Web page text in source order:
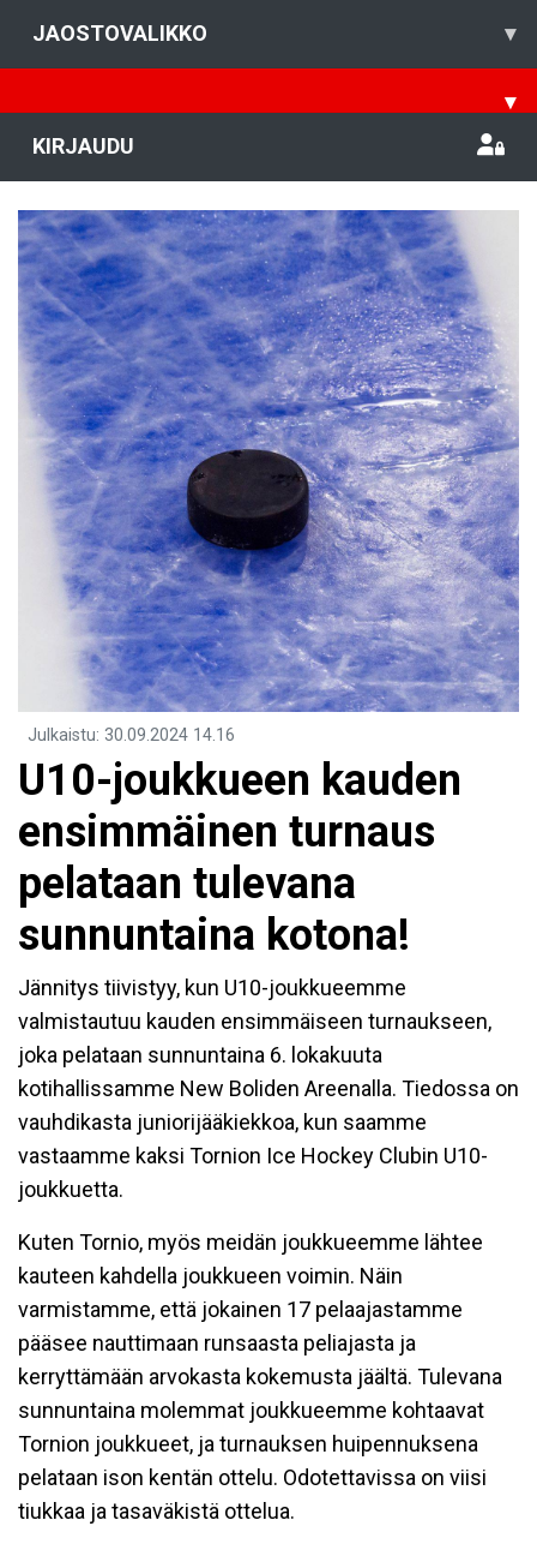
JAOSTOVALIKKO ▾
▾
KIRJAUDU
Julkaistu: 30.09.2024 14.16
U10-joukkueen kauden
ensimmäinen turnaus
pelataan tulevana
sunnuntaina kotona!
Jännitys tiivistyy, kun U10-joukkueemme
valmistautuu kauden ensimmäiseen turnaukseen,
joka pelataan sunnuntaina 6. lokakuuta
kotihallissamme New Boliden Areenalla. Tiedossa on
vauhdikasta juniorijääkiekkoa, kun saamme
vastaamme kaksi Tornion Ice Hockey Clubin U10-
joukkuetta.
Kuten Tornio, myös meidän joukkueemme lähtee
kauteen kahdella joukkueen voimin. Näin
varmistamme, että jokainen 17 pelaajastamme
pääsee nauttimaan runsaasta peliajasta ja
kerryttämään arvokasta kokemusta jäältä. Tulevana
sunnuntaina molemmat joukkueemme kohtaavat
Tornion joukkueet, ja turnauksen huipennuksena
pelataan ison kentän ottelu. Odotettavissa on viisi
tiukkaa ja tasaväkistä ottelua.